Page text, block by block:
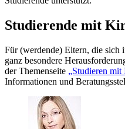
Studierende mit
Für (werdende) Eltern, die sich
ganz besondere
der Themenseite „Studieren mit
Informationen und